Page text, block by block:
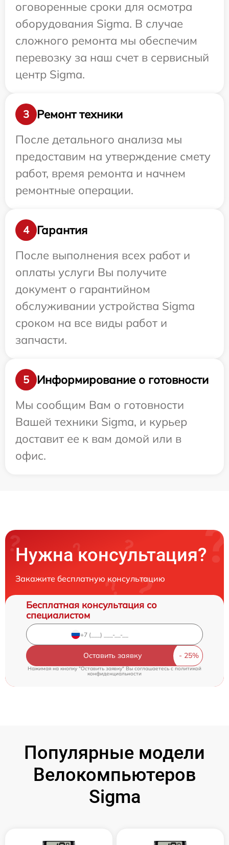
оговоренные сроки для осмотра
оборудования Sigma. В случае
сложного ремонта мы обеспечим
перевозку за наш счет в сервисный
центр Sigma.
3
Ремонт техники
После детального анализа мы
предоставим на утверждение смету
работ, время ремонта и начнем
ремонтные операции.
4
Гарантия
После выполнения всех работ и
оплаты услуги Вы получите
документ о гарантийном
обслуживании устройства Sigma
сроком на все виды работ и
запчасти.
5
Информирование о готовности
Мы сообщим Вам о готовности
Вашей техники Sigma, и курьер
доставит ее к вам домой или в
офис.
Нужна консультация?
Закажите бесплатную консультацию
Бесплатная консультация со
специалистом
Оставить заявку
Нажимая на кнопку "Оставить заявку" Вы соглашаетесь c политикой
конфиденциальности
Популярные модели
Велокомпьютеров
Sigma